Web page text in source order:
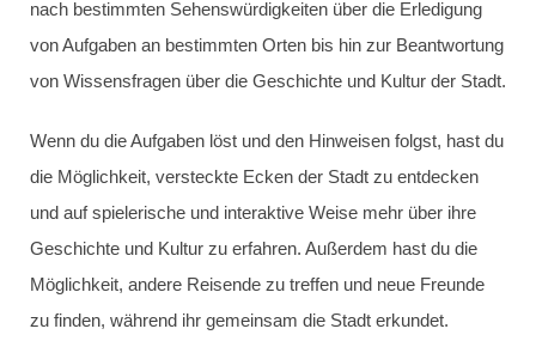
nach bestimmten Sehenswürdigkeiten über die Erledigung
von Aufgaben an bestimmten Orten bis hin zur Beantwortung
von Wissensfragen über die Geschichte und Kultur der Stadt.
Wenn du die Aufgaben löst und den Hinweisen folgst, hast du
die Möglichkeit, versteckte Ecken der Stadt zu entdecken
und auf spielerische und interaktive Weise mehr über ihre
Geschichte und Kultur zu erfahren. Außerdem hast du die
Möglichkeit, andere Reisende zu treffen und neue Freunde
zu finden, während ihr gemeinsam die Stadt erkundet.